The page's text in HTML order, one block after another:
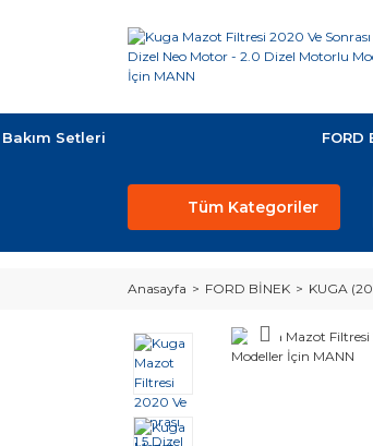
Bakım Setleri FORD
Tüm Kategoriler
Anasayfa FORD BİNEK KUGA